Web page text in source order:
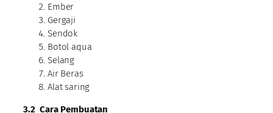
Ember
Gergaji
Sendok
Botol aqua
Selang
Air Beras
Alat saring
3.2Cara Pembuatan